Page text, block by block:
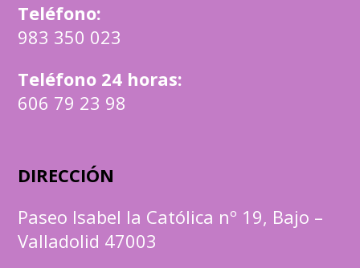
Teléfono:
983 350 023
Teléfono 24 horas:
606 79 23 98
DIRECCIÓN
Paseo Isabel la Católica nº 19, Bajo –
Valladolid 47003